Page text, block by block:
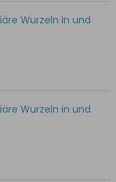
Wurzeln in und
Wurzeln in und